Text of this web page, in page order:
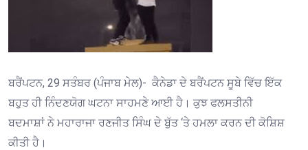
ਬਰੈਂਪਟਨ, 29 ਸਤੰਬਰ (ਪੰਜਾਬ ਮੇਲ)- ਕੈਨੇਡਾ ਦੇ ਬਰੈਂਪਟਨ ਸੂਬੇ ਵਿੱਚ ਇੱਕ
ਬਹੁਤ ਹੀ ਨਿੰਦਣਯੋਗ ਘਟਨਾ ਸਾਹਮਣੇ ਆਈ ਹੈ। ਕੁਝ ਫਲਸਤੀਨੀ
ਬਦਮਾਸ਼ਾਂ ਨੇ ਮਹਾਰਾਜਾ ਰਣਜੀਤ ਸਿੰਘ ਦੇ ਬੁੱਤ ‘ਤੇ ਹਮਲਾ ਕਰਨ ਦੀ ਕੋਸ਼ਿਸ਼
ਕੀਤੀ ਹੈ।